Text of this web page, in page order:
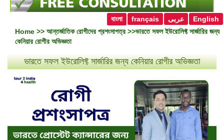
English عربى français
বাংলা
Home >> আন্তর্জাতিক রোগীদের প্রশংসাপত্র >>ভারতে সফল ইউরোলিফ্ট সার্জারির জন্য
কেনিয়ার রোগীর অভিজ্ঞতা
ভারতে সফল ইউরোলিফ্ট সার্জারির জন্য কেনিয়ার রোগীর অভিজ্ঞতা